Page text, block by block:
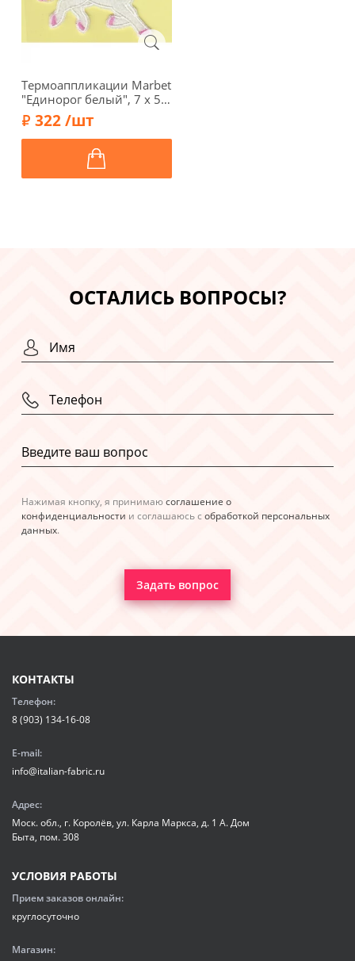
Термоаппликации Marbet
"Единорог белый", 7 х 5,3
см, 569961.А
322 /шт
ОСТАЛИСЬ ВОПРОСЫ?
Нажимая кнопку, я принимаюсоглашение о
конфиденциальности и соглашаюсь с обработкой персональных
данных.
Задать вопрос
КОНТАКТЫ
Телефон:
8 (903) 134-16-08
E-mail:
info@italian-fabric.ru
Адрес:
Моск. обл., г. Королёв, ул. Карла Маркса, д. 1 А. Дом
Быта, пом. 308
УСЛОВИЯ РАБОТЫ
Прием заказов онлайн:
круглосуточно
Магазин: